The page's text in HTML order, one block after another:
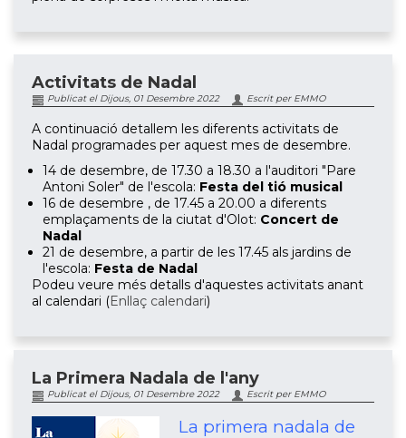
Activitats de Nadal
Publicat el Dijous, 01 Desembre 2022 Escrit per EMMO
A continuació detallem les diferents activitats de
Nadal programades per aquest mes de desembre.
14 de desembre, de 17.30 a 18.30 a l'auditori "Pare
Antoni Soler" de l'escola: Festa del tió musical
16 de desembre , de 17.45 a 20.00 a diferents
emplaçaments de la ciutat d'Olot: Concert de
Nadal
21 de desembre, a partir de les 17.45 als jardins de
l'escola: Festa de Nadal
Podeu veure més detalls d'aquestes activitats anant
al calendari (Enllaç calendari)
La Primera Nadala de l'any
Publicat el Dijous, 01 Desembre 2022 Escrit per EMMO
La primera nadala de